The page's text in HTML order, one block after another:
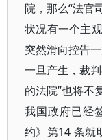
院，那么“法官
状况有一个主
突然滑向控告
一旦产生，裁
的法院”也将不
我国政府已经
约》第14 条就